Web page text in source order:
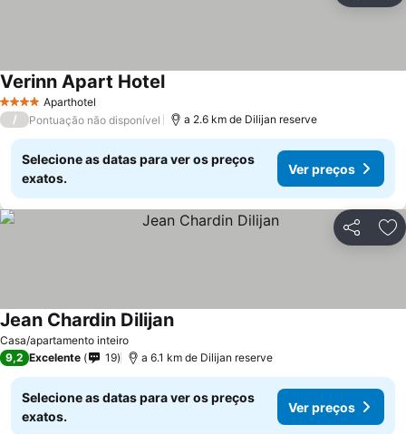
4 EstrelasAparthotel
Verinn Apart HotelVer preços
/ Pontuação não disponível a 2.6 km de Dilijan reserve
Selecione as datas para ver os preços
exatos.
Ver preços
Partilhar
Casa/apartamento inteiro
Jean Chardin DilijanVer preços
9,2 Excelente 19 a 6.1 km de Dilijan reserve
Selecione as datas para ver os preços
exatos.
Ver preços